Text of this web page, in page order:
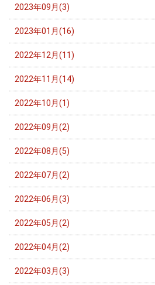
2023年09月(3)
2023年01月(16)
2022年12月(11)
2022年11月(14)
2022年10月(1)
2022年09月(2)
2022年08月(5)
2022年07月(2)
2022年06月(3)
2022年05月(2)
2022年04月(2)
2022年03月(3)